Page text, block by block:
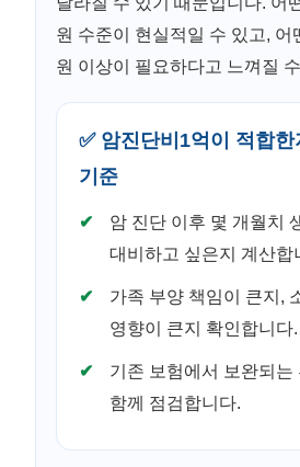
원 수준이 현실적일 수 있고, 어
원 이상이 필요하다고 느껴질
✅ 암진단비1억이 적합
기준
암 진단 이후 몇 개월치
대비하고 싶은지 계산합
가족 부양 책임이 큰지,
영향이 큰지 확인합니다.
기존 보험에서 보완되는
함께 점검합니다.